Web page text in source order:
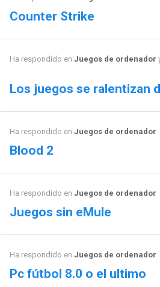
Counter Strike
Ha respondido en Juegos de ordenador
Los juegos se ralentizan
Ha respondido en Juegos de ordenador
Blood 2
Ha respondido en Juegos de ordenador
Juegos sin eMule
Ha respondido en Juegos de ordenador
Pc fútbol 8.0 o el ultimo